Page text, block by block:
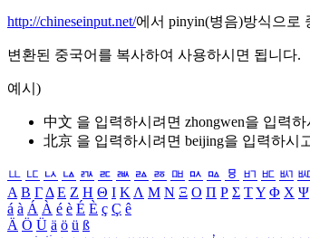
http://chineseinput.net/에서 pinyin(병음)방식으로
변환된 중국어를 복사하여 사용하시면 됩니다.
예시)
中文 을 입력하시려면 zhongwen을 입력하
北京 을 입력하시려면 beijing을 입력하시
ㅥ ㅦ ㅧ ㅨ ㅩ ㅪ ㅫ ㅬ ㅭ ㅮ ㅯ ㅰ ㅱ ㅲ ㅳ ㅴ ㅵ
Α Β ΓΔ Ε Ζ Η Θ Ι ΚΛ Μ Ν Ξ Ο Π Ρ Σ ΤΥ Φ Χ Ψ
á à Á À é è É È ç Ç ê
Ä Ö Ü ä ö ü ß